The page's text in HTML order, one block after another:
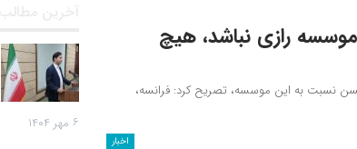
رازی نباشد، هیچ
نسبت به این موسسه، تصریح کرد: فرانسه،
اخبار
آخرین مطالب
۶ مهر ۱۴۰۴